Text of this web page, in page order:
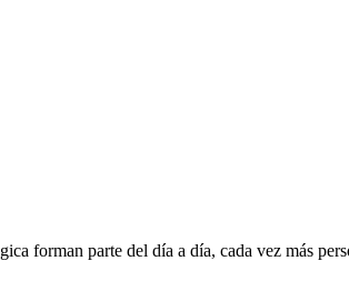
forman parte del día a día, cada vez más